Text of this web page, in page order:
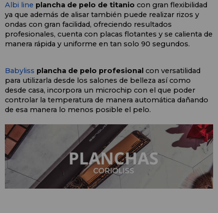
Albi line plancha de pelo de titanio con gran flexibilidad
ya que además de alisar también puede realizar rizos y
ondas con gran facilidad, ofreciendo resultados
profesionales, cuenta con placas flotantes y se calienta de
manera rápida y uniforme en tan solo 90 segundos.
Babyliss plancha de pelo profesional con versatilidad
para utilizarla desde los salones de belleza así como
desde casa, incorpora un microchip con el que poder
controlar la temperatura de manera automática dañando
de esa manera lo menos posible el pelo.